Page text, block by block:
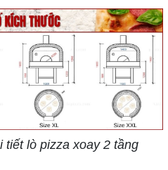
tiết lò pizza xoay 2 tầng